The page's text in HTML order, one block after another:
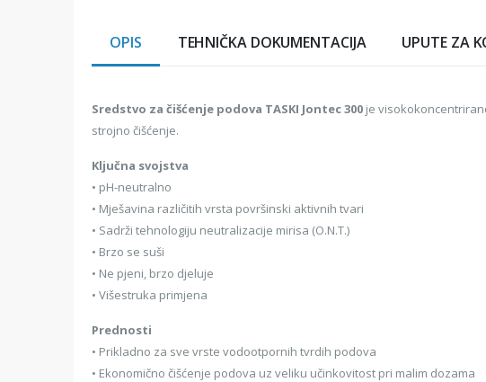
OPIS TEHNIČKA DOKUMENTACIJA UPUTE ZA
Sredstvo za čišćenje podova TASKI Jontec 300 je
strojno čišćenje.
Ključna svojstva
• pH-neutralno
• Mješavina različitih vrsta površinski aktivnih tvari
• Sadrži tehnologiju neutralizacije mirisa (O.N.T.)
• Brzo se suši
• Ne pjeni, brzo djeluje
• Višestruka primjena
Prednosti
• Prikladno za sve vrste vodootpornih tvrdih podova
• Ekonomično čišćenje podova uz veliku učinkovitost pri malim dozama